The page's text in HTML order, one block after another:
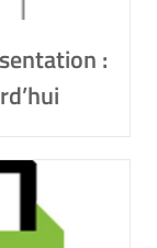
: